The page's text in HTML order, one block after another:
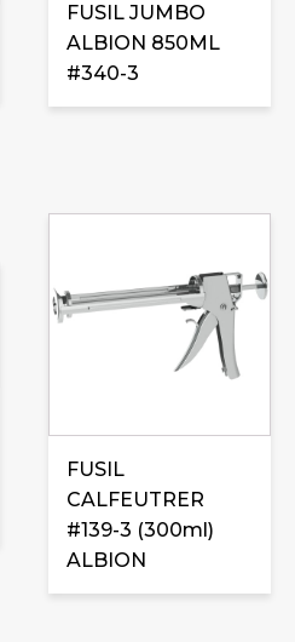
FUSIL JUMBO
ALBION 850ML
#340-3
FUSIL
CALFEUTRER
#139-3 (300ml)
ALBION